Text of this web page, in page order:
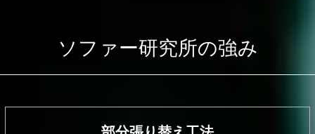
ソファー研究所の強み